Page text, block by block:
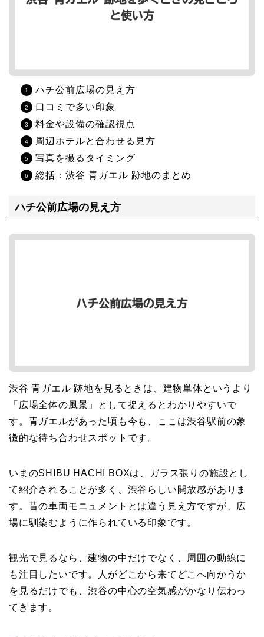
ハチ公前広場の見え方
口コミで多い印象
料金や設備の確認視点
周辺ホテルと合わせる見方
写真を撮るタイミング
総括：渋谷 青ガエル 跡地のまとめ
ハチ公前広場の見え方
渋谷 青ガエル 跡地を見るときは、建物単体というより
「広場全体の風景」として捉えるとわかりやすいで
す。青ガエルがあった頃も今も、ここは渋谷駅前の象
徴的な待ち合わせスポットです。
いまのSHIBU HACHI BOXは、ガラス張りの施設とし
て紹介されることが多く、渋谷らしい開放感がありま
す。昔の車両モニュメントとは違う見え方ですが、広
場に馴染むように作られている印象です。
観光で見るなら、建物の中だけでなく、周囲の動線に
も注目したいです。人がどこから来てどこへ向かうか
を見るだけでも、渋谷の中心の空気感がかなり伝わっ
てきます。